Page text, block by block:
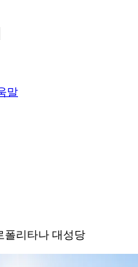
말
폴리타나 대성당